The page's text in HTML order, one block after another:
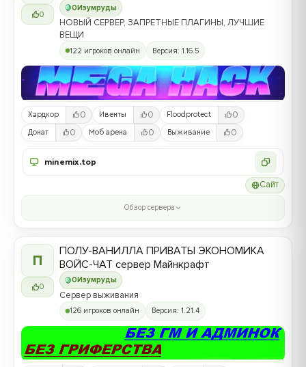
0
0Изумруды
НОВЫЙ СЕРВЕР, ЗАПРЕТНЫЕ ПЛАГИНЫ, ЛУЧШИЕ
ВЕЩИ
122 игроков онлайн Версия: 1.16.5
Хардкор 0 Ивенты 0 Floodprotect 0
Донат 0 Моб арена 0 Выживание 0
minemix.top
Сайт
Обзор сервера
П
0
0 Изумруды
ПОЛУ-ВАНИЛЛА ПРИВАТЫ ЭКОНОМИКА
ВОЙС-ЧАТ сервер Майнкрафт
Cервер выживания
126 игроков онлайн Версия: 1.21.4